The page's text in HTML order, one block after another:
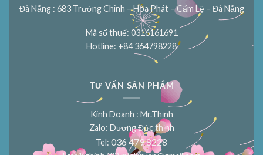
Đà Nẵng : 683 Trường Chinh – Hòa Phát – Cẩm Lệ – Đà Nẵng
Mã số thuế: 0316161691
Hotline: +84 364798228
TƯ VẤN SẢN PHẨM
Kinh Doanh : Mr.Thịnh
Zalo: Dương Đức thịnh
Tel: 036 479 8228